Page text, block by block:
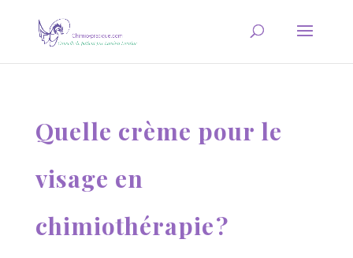
Quelle crème pour le
visage en
chimiothérapie ?